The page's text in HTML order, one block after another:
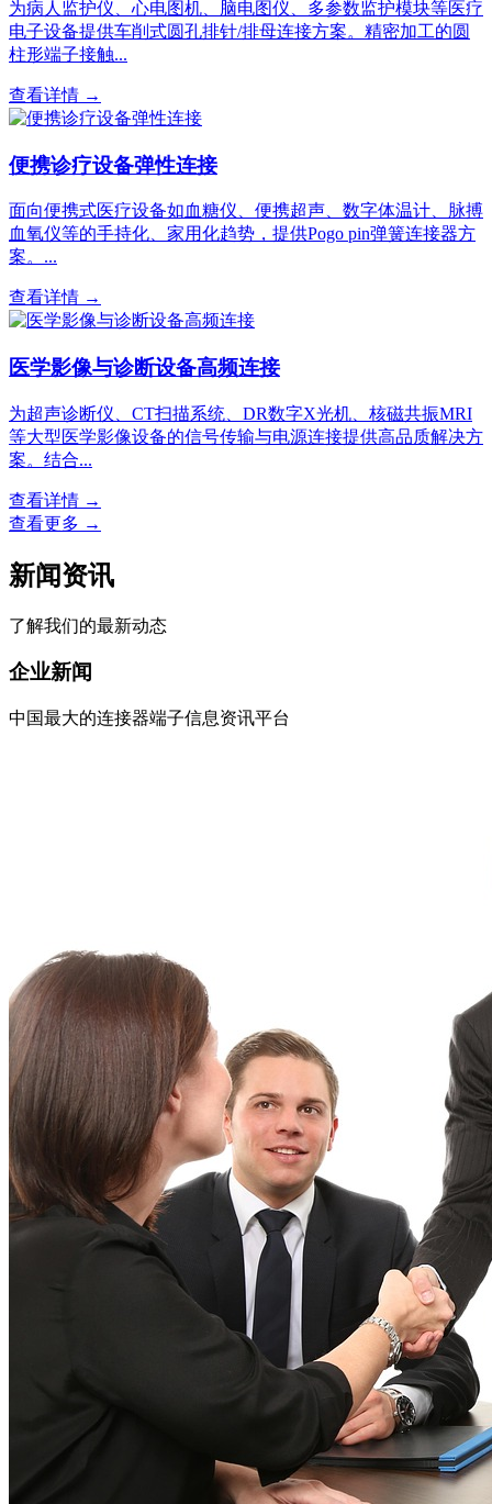
为病人监护仪、心电图机、脑电图仪、多参数监护模块等医疗
电子设备提供车削式圆孔排针/排母连接方案。精密加工的圆
柱形端子接触...
查看详情 →
便携诊疗设备弹性连接
面向便携式医疗设备如血糖仪、便携超声、数字体温计、脉搏
血氧仪等的手持化、家用化趋势，提供Pogo pin弹簧连接器方
案。...
查看详情 →
医学影像与诊断设备高频连接
为超声诊断仪、CT扫描系统、DR数字X光机、核磁共振MRI
等大型医学影像设备的信号传输与电源连接提供高品质解决方
案。结合...
查看详情 →
查看更多 →
新闻资讯
了解我们的最新动态
企业新闻
中国最大的连接器端子信息资讯平台